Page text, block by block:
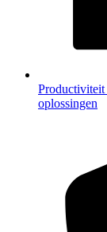
Productiviteit
oplossingen